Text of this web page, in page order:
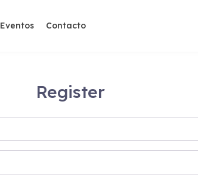
Eventos Contacto
Register